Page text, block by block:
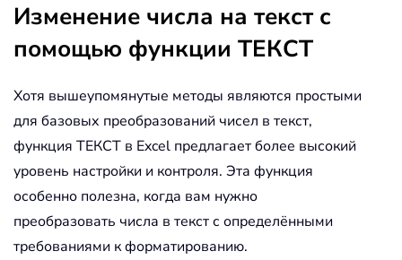
Изменение числа на текст с
помощью функции ТЕКСТ
Хотя вышеупомянутые методы являются простыми
для базовых преобразований чисел в текст,
функция ТЕКСТ в Excel предлагает более высокий
уровень настройки и контроля. Эта функция
особенно полезна, когда вам нужно
преобразовать числа в текст с определёнными
требованиями к форматированию.